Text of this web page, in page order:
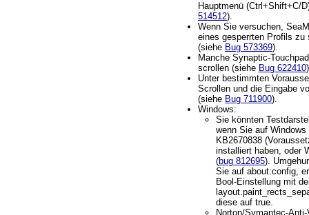
Hauptmenü (Ctrl+Shift+C/
514512).
Wenn Sie versuchen,
eines gesperrten Profils zu
(siehe Bug 573369).
Manche Synaptic-
scrollen (siehe Bug 622410
Unter bestimmten
Scrollen und die Eingabe
(siehe Bug 711900).
Windows:
Sie könnten
wenn Sie auf
KB2670838
installiert haben, oder
(bug 812695).
Sie auf about:config,
Bool-Einstellung mit
diese auf true.
Norton/Symantec-